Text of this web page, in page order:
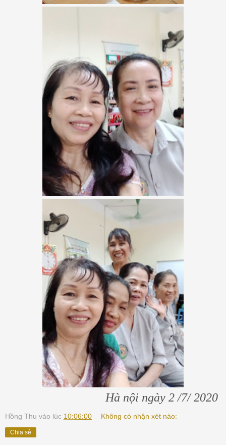
Hà nội ngày 2 /7/ 2020
Hồng Thu vào lúc 10:06:00 Không có nhận xét nào:
Chia sẻ